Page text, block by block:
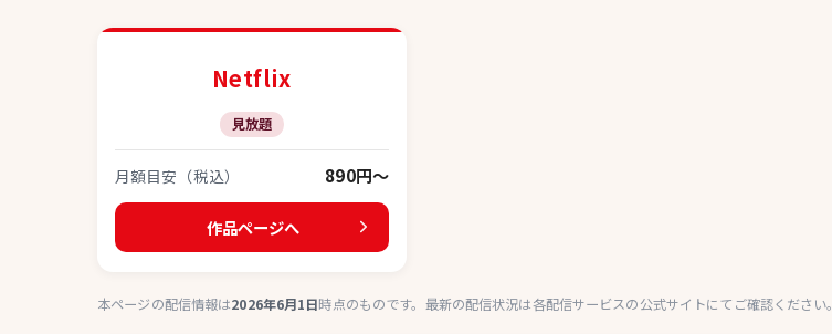
Netflix
見放題
月額目安（税込） 890円〜
作品ページへ
本ページの配信情報は2026年6月1日時点のものです。最新の配信状況は各配信サービスの公式サイトにてご確認ください。